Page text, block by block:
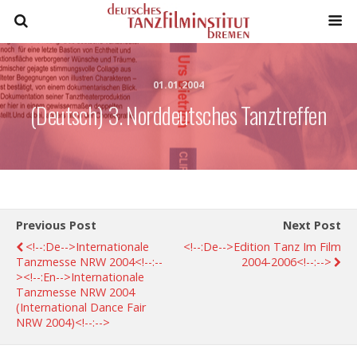
01.01.2004
(Deutsch) 3. Norddeutsches Tanztreffen
Previous Post
<!--:de-->Internationale
Tanzmesse NRW 2004<!--:--
><!--:en-->Internationale
Tanzmesse NRW 2004
(International Dance Fair
NRW 2004)<!--:-->
Next Post
<!--:de-->Edition Tanz Im Film
2004-2006<!--:-->